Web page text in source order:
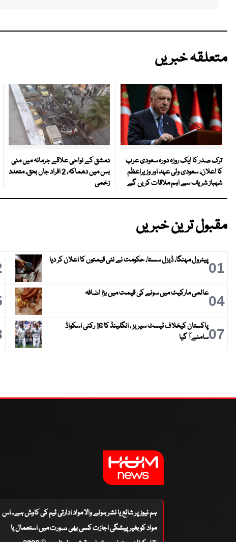
متعلقہ خبریں
ترک صدر کا ایک روزہ دورہ سعودی عرب
کا اعلان، سعودی ولی عہد اور وزیراعظم
شہباز شریف سے اہم ملاقات کریں گے
دمشق کے نواحی علاقے جرمانہ میں منی
بس میں دھماکہ، 2 افراد جاں بحق، متعدد
زخمی
مقبول ترین خبریں
01پیٹرول مہنگا، ڈیزل سستا، حکومت نے نئی قیمتوں کا اعلان کر دیا
04عالمی مارکیٹ میں سونے کی قیمت میں بڑا اضافہ
07
پاکستان کیخلاف ٹیسٹ سیریز ، انگلینڈ کا 16 رکنی اسکواڈ
سامنے آ گیا
ہم نیوز پر شائع یا نشر ہونے والا مواد ادارتی ٹیم کی کاوش ہے۔ اس
مواد کو بغیر پیشگی اجازت کسی بھی صورت میں استعمال یا